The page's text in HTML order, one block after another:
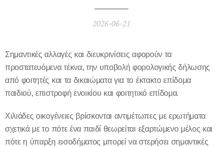
2026-06-21
Σημαντικές αλλαγές και διευκρινίσεις αφορούν τα
προστατευόμενα τέκνα, την υποβολή φορολογικής δήλωσης
από φοιτητές και τα δικαιώματα για το έκτακτο επίδομα
παιδιού, επιστροφή ενοικίου και φοιτητικό επίδομα.
Χιλιάδες οικογένειες βρίσκονται αντιμέτωπες με ερωτήματα
σχετικά με το πότε ένα παιδί θεωρείται εξαρτώμενο μέλος και
πότε η ύπαρξη εισοδήματος μπορεί να στερήσει σημαντικές